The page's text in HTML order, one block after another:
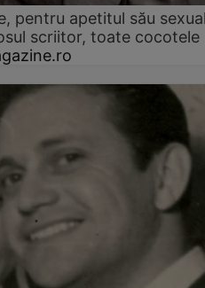
pentru apetitul său
scriitor, toate cocotele